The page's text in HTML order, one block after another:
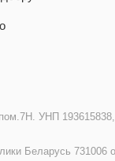
УНП
Беларусь